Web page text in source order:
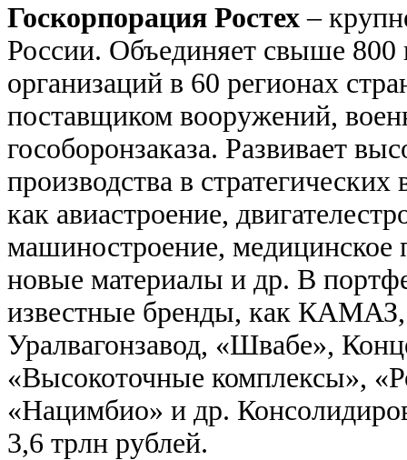
Госкорпорация Ростех–
России. Объединяет свыше
организаций в 60 регионах
поставщиком вооружений,
гособоронзаказа. Развивает
производства в
как авиастроение,
машиностроение, медицинское
новые материалы и др. В
известные бренды, как
Уралвагонзавод, «Швабе»,
«Высокоточные комплексы»,
«Нацимбио» и др.
3,6 трлн рублей.